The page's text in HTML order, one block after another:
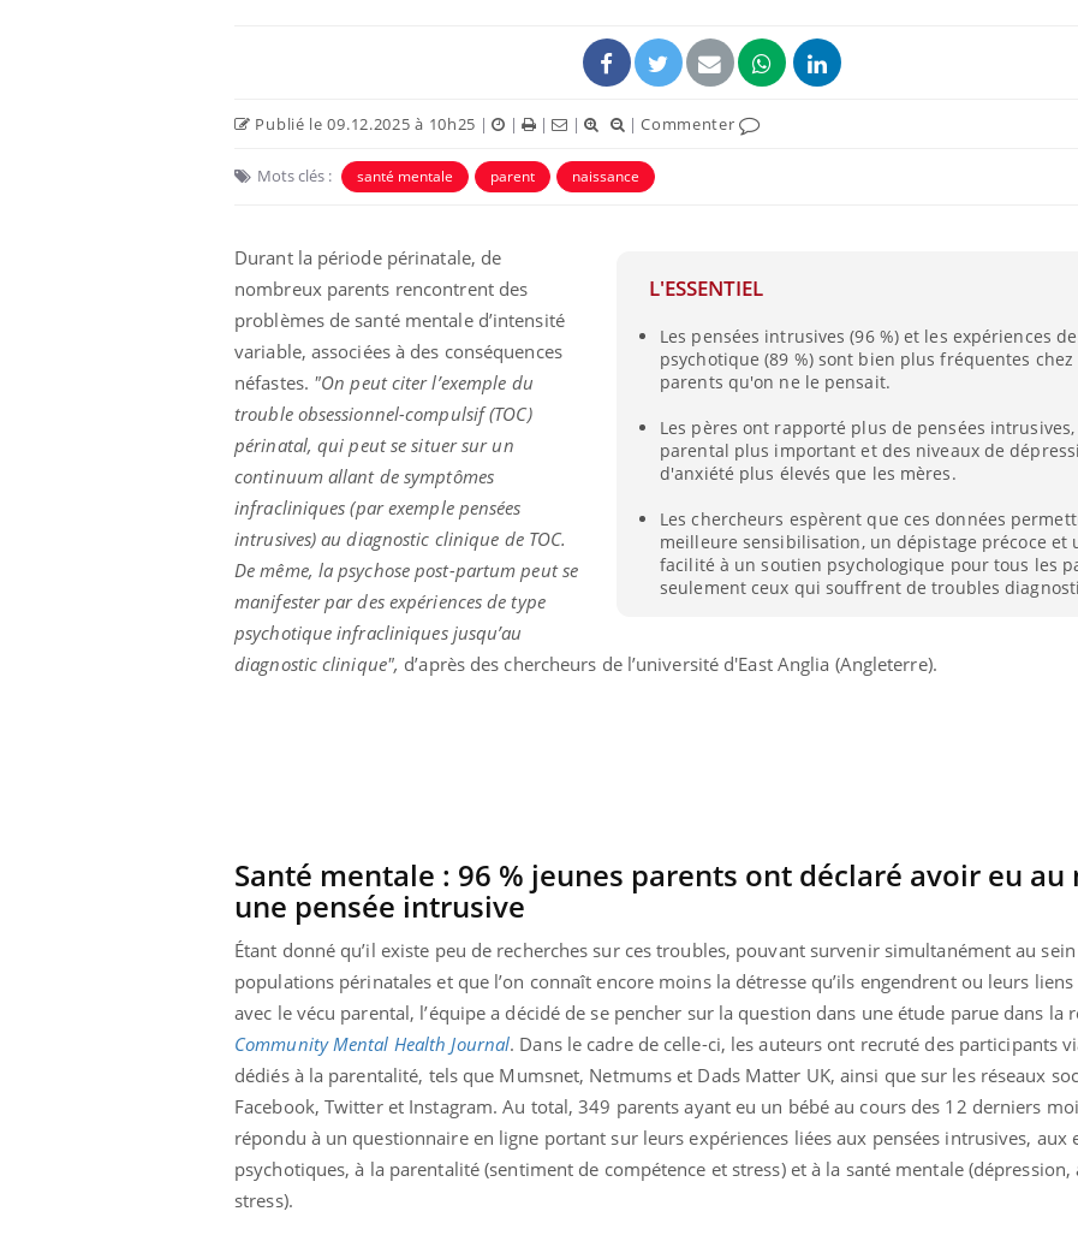
Publié le 09.12.2025 à 10h25 | | | | |Commenter
Mots clés : santé mentale parent naissance
L'ESSENTIEL
Les pensées intrusives (96 %) et les expériences
psychotique (89 %) sont bien plus fréquentes chez
parents qu'on ne le pensait.
Les pères ont rapporté plus de pensées
parental plus important et des niveaux de
d'anxiété plus élevés que les mères.
Les chercheurs espèrent que ces données
meilleure sensibilisation, un dépistage précoce et
facilité à un soutien psychologique pour tous les
seulement ceux qui souffrent de troubles
Durant la période périnatale, de
nombreux parents rencontrent des
problèmes de santé mentale d’intensité
variable, associées à des conséquences
néfastes. "On peut citer l’exemple du
trouble obsessionnel-compulsif (TOC)
périnatal, qui peut se situer sur un
continuum allant de symptômes
infracliniques (par exemple pensées
intrusives) au diagnostic clinique de TOC.
De même, la psychose post-partum peut se
manifester par des expériences de type
psychotique infracliniques jusqu’au
diagnostic clinique", d’après des chercheurs de l’université d'East Anglia (Angleterre).
Santé mentale : 96 % jeunes parents ont déclaré avoir eu au
une pensée intrusive
Étant donné qu’il existe peu de recherches sur ces troubles, pouvant survenir simultanément au
populations périnatales et que l’on connaît encore moins la détresse qu’ils engendrent ou leurs
avec le vécu parental, l’équipe a décidé de se pencher sur la question dans une étude parue dans la
Community Mental Health Journal. Dans le cadre de celle-ci, les auteurs ont recruté des participants
dédiés à la parentalité, tels que Mumsnet, Netmums et Dads Matter UK, ainsi que sur les réseaux
Facebook, Twitter et Instagram. Au total, 349 parents ayant eu un bébé au cours des 12 derniers
répondu à un questionnaire en ligne portant sur leurs expériences liées aux pensées intrusives, aux
psychotiques, à la parentalité (sentiment de compétence et stress) et à la santé mentale (dépression,
stress).
Insuline & Charge mentale : et si on
osait en parler??Youtube
En 2026, l'insuline dans le diabète de type 2
reste entourée d'idées reçues chez les
patients comme parfois chez les soignants.
Eczéma Chronique des Mains : se
préparer pour l’été !Youtube
L'été arrive… et avec lui, un tout nouveau
soleil, activités en plein air… Nos mains
sont ...
Youtube
Diabète & Ramadan
Le Ramadan approche, et,
nombreuses personnes
diabète, c'est une
défis, mais ...